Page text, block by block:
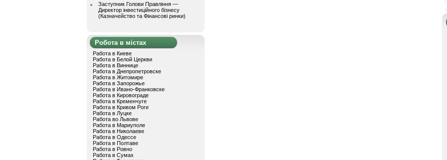
Заступник Голови Правління —
Директор інвестиційного бізнесу
(Казначейство та Фінансові ринки)
Робота в містах
Работа в Киеве
Работа в Белой Церкви
Работа в Виннице
Работа в Днепропетровске
Работа в Житомире
Работа в Запорожье
Работа в Ивано-Франковске
Работа в Кировограде
Работа в Кременчуге
Работа в Кривом Роге
Работа в Луцке
Работа во Львове
Работа в Мариуполе
Работа в Николаеве
Работа в Одессе
Работа в Полтаве
Работа в Ровно
Работа в Сумах